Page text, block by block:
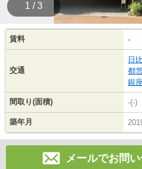
1 / 3
賃料 -
交通
日
都
銀
間取り(面積) -(-)
築年月
メールでお問